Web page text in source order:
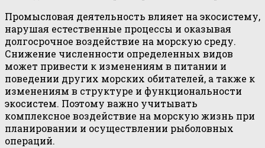
Промысловая деятельность влияет на экосистему,
нарушая естественные процессы и оказывая
долгосрочное воздействие на морскую среду.
Снижение численности определенных видов
может привести к изменениям в питании и
поведении других морских обитателей, а также к
изменениям в структуре и функциональности
экосистем. Поэтому важно учитывать
комплексное воздействие на морскую жизнь при
планировании и осуществлении рыболовных
операций.